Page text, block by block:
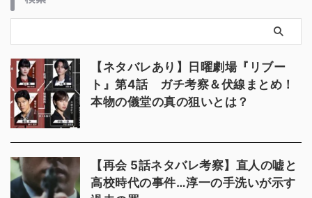
【ネタバレあり】日曜劇場『リブー
ト』第4話 ガチ考察＆伏線まとめ！
本物の儀堂の真の狙いとは？
【再会 5話ネタバレ考察】直人の嘘と
高校時代の事件…淳一の手洗いが示す